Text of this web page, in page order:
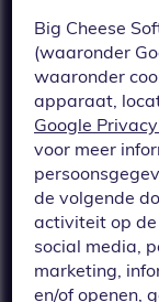
Big Cheese
(waaronder
waaronder
apparaat,
Google
voor meer
de volgende
activiteit op
social media,
marketing,
en/of openen,